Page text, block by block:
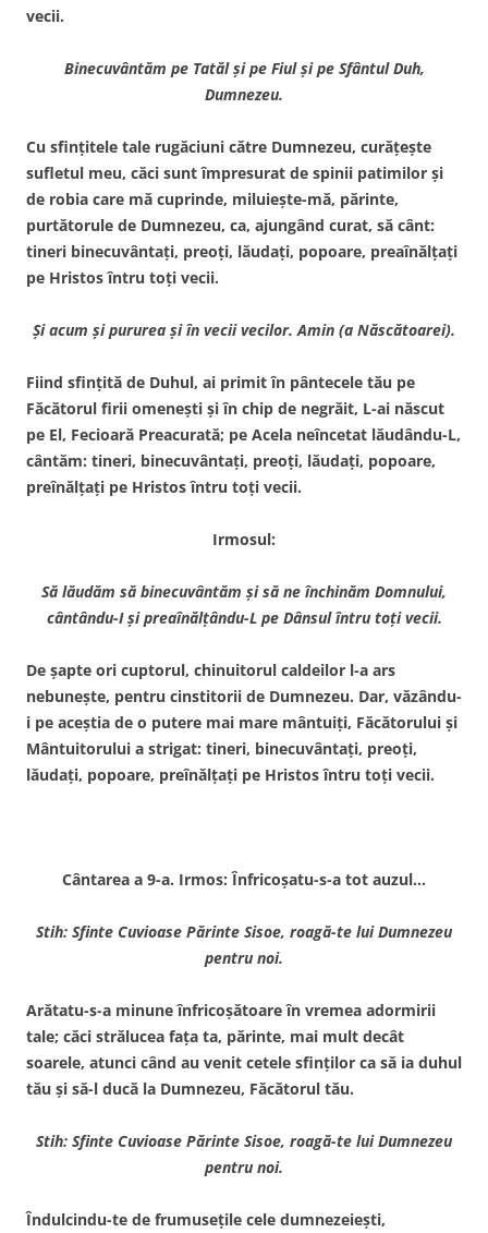
vecii.
Binecuvântăm pe Tatăl şi pe Fiul şi pe Sfântul Duh,
Dumnezeu.
Cu sfinţitele tale rugăciuni către Dumnezeu, curăţeşte
sufletul meu, căci sunt împresurat de spinii patimilor şi
de robia care mă cuprinde, miluieşte-mă, părinte,
purtătorule de Dumnezeu, ca, ajungând curat, să cânt:
tineri binecuvântaţi, preoţi, lăudaţi, popoare, preaînălţaţi
pe Hristos întru toţi vecii.
Şi acum şi pururea şi în vecii vecilor. Amin (a Născătoarei).
Fiind sfinţită de Duhul, ai primit în pântecele tău pe
Făcătorul firii omeneşti şi în chip de negrăit, L-ai născut
pe El, Fecioară Preacurată; pe Acela neîncetat lăudându-L,
cântăm: tineri, binecuvântaţi, preoţi, lăudaţi, popoare,
preînălţaţi pe Hristos întru toţi vecii.
Irmosul:
Să lăudăm să binecuvântăm şi să ne închinăm Domnului,
cântându-I şi preaînălţându-L pe Dânsul întru toţi vecii.
De şapte ori cuptorul, chinuitorul caldeilor l-a ars
nebuneşte, pentru cinstitorii de Dumnezeu. Dar, văzându-
i pe aceştia de o putere mai mare mântuiţi, Făcătorului şi
Mântuitorului a strigat: tineri, binecuvântaţi, preoţi,
lăudaţi, popoare, preînălţaţi pe Hristos întru toţi vecii.
Cântarea a 9-a. Irmos: Înfricoşatu-s-a tot auzul…
Stih: Sfinte Cuvioase Părinte Sisoe, roagă-te lui Dumnezeu
pentru noi.
Arătatu-s-a minune înfricoşătoare în vremea adormirii
tale; căci strălucea faţa ta, părinte, mai mult decât
soarele, atunci când au venit cetele sfinţilor ca să ia duhul
tău şi să-l ducă la Dumnezeu, Făcătorul tău.
Stih: Sfinte Cuvioase Părinte Sisoe, roagă-te lui Dumnezeu
pentru noi.
Îndulcindu-te de frumuseţile cele dumnezeieşti,